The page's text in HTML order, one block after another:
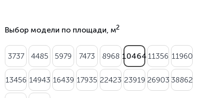
Выбор модели по площади, м2
3737 4485 5979 7473 8968 10464 11356 11960
13456 14943 16439 17935 22423 23919 26903 38862